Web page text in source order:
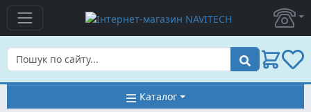
Пошук
Каталог